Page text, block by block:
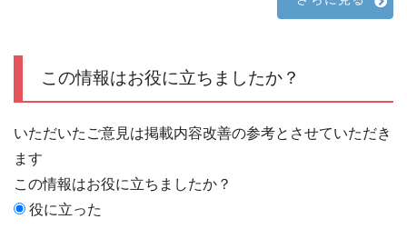
この情報はお役に立ちましたか？
いただいたご意見は掲載内容改善の参考とさせていただき
ます
この情報はお役に立ちましたか？
役に立った